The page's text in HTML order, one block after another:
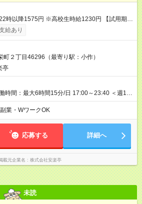
※高校生時給1230円 【試用期
り 試用期間の長さ：12ヶ月 雇用形態、給与は本
す。 ※最大12ヶ月の間で、合計30時間の試用期
給あり
町２丁目46296（最寄り駅：小作）
亭
時間：最大6時間15分/日 17:00～23:40 ＜週1日
※18歳未満・高校生は21:30までの勤務 ・シフ
から私生活優先でOK◎ ・週1日もあれば週5日
希望に合わせて働けます！
業・WワークOK
応募する 詳細へ
載元企業名 株式会社安楽亭
未読